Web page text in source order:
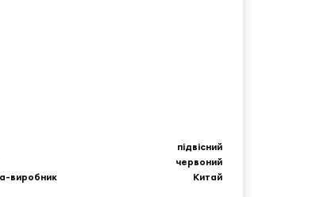
підвісний
червоний
виробник
Китай